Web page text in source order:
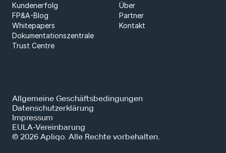
Kundenerfolg
FP&A-Blog
Whitepapers
Dokumentationszentrale
Trust Centre
Über
Partner
Kontakt
© 2026 Apliqo. Alle Rechte vorbehalten.
Allgemeine Geschäftsbedingungen
Datenschutzerklärung
Impressum
EULA-Vereinbarung